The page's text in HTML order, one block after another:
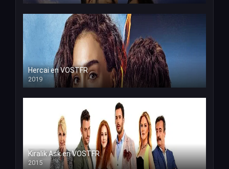
Hercai en VOSTFR
2019
Kiralik Ask en VOSTFR
2015